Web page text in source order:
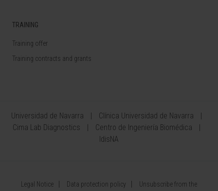
TRAINING
Training offer
Training contracts and grants
Universidad de Navarra
Clínica Universidad de Navarra
Cima Lab Diagnostics
Centro de Ingeniería Biomédica
IdisNA
Legal Notice Data protection policy Unsubscribe from the